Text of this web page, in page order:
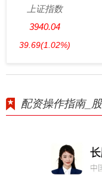
上证指数
3940.04
39.69(1.02%)
配资操作指南_